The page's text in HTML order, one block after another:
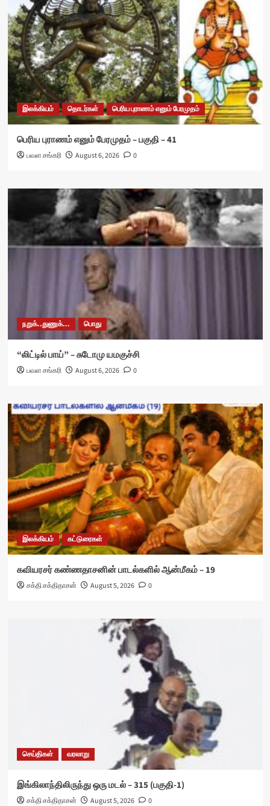
இலக்கியம் தொடர்கள் பெரிய புராணம் எனும் பேரமுதம்
பெரிய புராணம் எனும் பேரமுதம் – பகுதி – 41
பவள சங்கரி August 6, 2026 0
நறுக்..துணுக்... பொது
“லிட்டில் பாய்” – சுடோமு யமகுச்சி
பவள சங்கரி August 6, 2026 0
இலக்கியம் கட்டுரைகள்
கவியரசர் கண்ணதாசனின் பாடல்களில் ஆன்மீகம் – 19
சக்தி சக்திதாசன் August 5, 2026 0
செய்திகள் வரலாறு
இங்கிலாந்திலிருந்து ஒரு மடல் – 315 (பகுதி-1)
சக்தி சக்திதாசன் August 5, 2026 0